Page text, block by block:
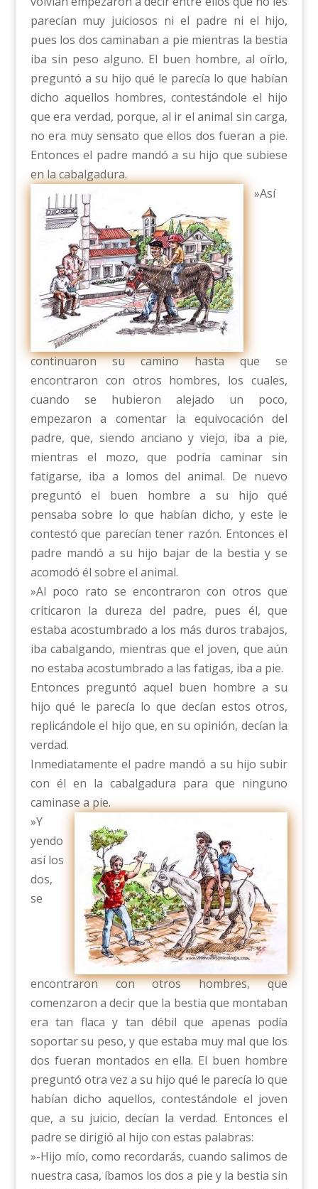
parecían muy juiciosos ni el padre ni el hijo,
pues los dos caminaban a pie mientras la bestia
iba sin peso alguno. El buen hombre, al oírlo,
preguntó a su hijo qué le parecía lo que habían
dicho aquellos hombres, contestándole el hijo
que era verdad, porque, al ir el animal sin carga,
no era muy sensato que ellos dos fueran a pie.
Entonces el padre mandó a su hijo que subiese
en la cabalgadura.
»Así
continuaron su camino hasta que se
encontraron con otros hombres, los cuales,
cuando se hubieron alejado un poco,
empezaron a comentar la equivocación del
padre, que, siendo anciano y viejo, iba a pie,
mientras el mozo, que podría caminar sin
fatigarse, iba a lomos del animal. De nuevo
preguntó el buen hombre a su hijo qué
pensaba sobre lo que habían dicho, y este le
contestó que parecían tener razón. Entonces el
padre mandó a su hijo bajar de la bestia y se
acomodó él sobre el animal.
»Al poco rato se encontraron con otros que
criticaron la dureza del padre, pues él, que
estaba acostumbrado a los más duros trabajos,
iba cabalgando, mientras que el joven, que aún
no estaba acostumbrado a las fatigas, iba a pie.
Entonces preguntó aquel buen hombre a su
hijo qué le parecía lo que decían estos otros,
replicándole el hijo que, en su opinión, decían la
verdad.
Inmediatamente el padre mandó a su hijo subir
con él en la cabalgadura para que ninguno
caminase a pie.
»Y
yendo
así los
dos,
se
encontraron con otros hombres, que
comenzaron a decir que la bestia que montaban
era tan flaca y tan débil que apenas podía
soportar su peso, y que estaba muy mal que los
dos fueran montados en ella. El buen hombre
preguntó otra vez a su hijo qué le parecía lo que
habían dicho aquellos, contestándole el joven
que, a su juicio, decían la verdad. Entonces el
padre se dirigió al hijo con estas palabras:
»-Hijo mío, como recordarás, cuando salimos de
nuestra casa, íbamos los dos a pie y la bestia sin